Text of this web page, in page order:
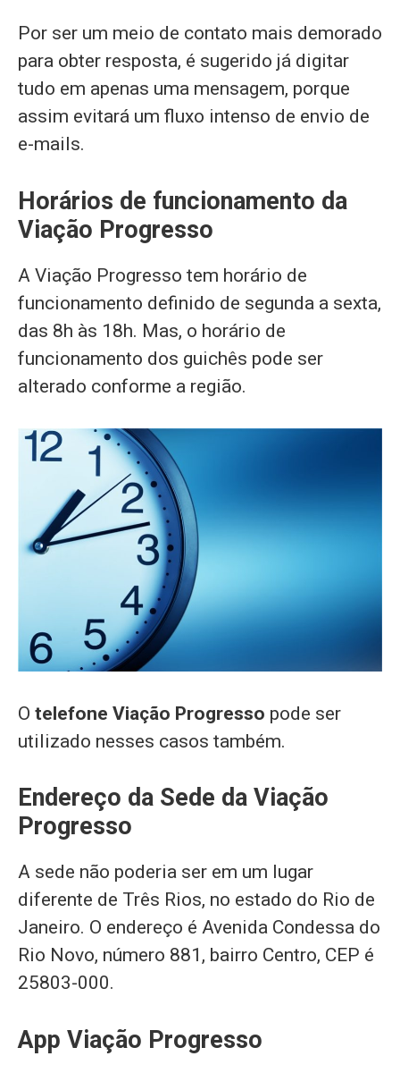
Por ser um meio de contato mais demorado
para obter resposta, é sugerido já digitar
tudo em apenas uma mensagem, porque
assim evitará um fluxo intenso de envio de
e-mails.
Horários de funcionamento da
Viação Progresso
A Viação Progresso tem horário de
funcionamento definido de segunda a sexta,
das 8h às 18h. Mas, o horário de
funcionamento dos guichês pode ser
alterado conforme a região.
O telefone Viação Progresso pode ser
utilizado nesses casos também.
Endereço da Sede da Viação
Progresso
A sede não poderia ser em um lugar
diferente de Três Rios, no estado do Rio de
Janeiro. O endereço é Avenida Condessa do
Rio Novo, número 881, bairro Centro, CEP é
25803-000.
App Viação Progresso